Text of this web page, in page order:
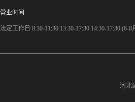
营业时间
法定工作日 8:30-11:30 13:30-17:30 14:30-17:30 (6-8
河北